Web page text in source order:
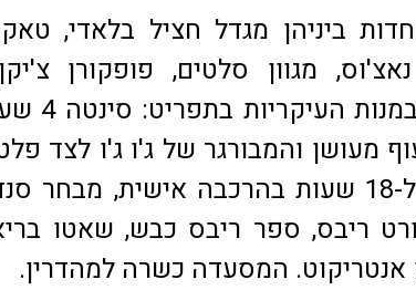
ביניהן מגדל חציל בלאדי,
מגוון סלטים, פופקורן
החידוש
מעושן והמבורגר של ג'ו ג'ו לצד
מעושנים בין 12 ל-18 שעות בהרכבה אישית,
ריבס, ספר ריבס כבש, שאטו
אנטריקוט. המסעדה כשרה למהדרין.